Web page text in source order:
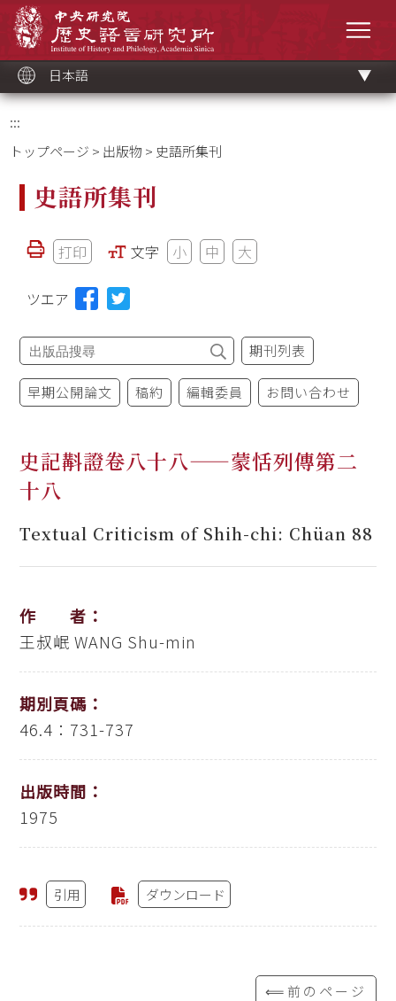
ッ
ク
日本語
:::
トップページ > 出版物 > 史語所集刊
史語所集刊
打印 文字 小 中 大
ツエア
期刊列表
早期公開論文 稿約 編輯委員 お問い合わせ
史記斠證卷八十八——蒙恬列傳第二
十八
Textual Criticism of Shih-chi: Chüan 88
作 者：
王叔岷 WANG Shu-min
期別頁碼：
46.4：731-737
出版時間：
1975
引用 ダウンロード
⟸前のページ